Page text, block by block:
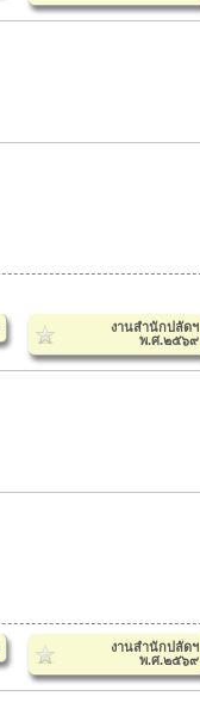
งานสำนักปลัดฯ
พ.ศ.๒๕๖๙
งานสำนักปลัดฯ
พ.ศ.๒๕๖๙